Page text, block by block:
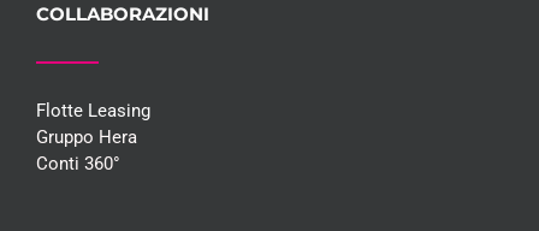
COLLABORAZIONI
Flotte Leasing
Gruppo Hera
Conti 360°